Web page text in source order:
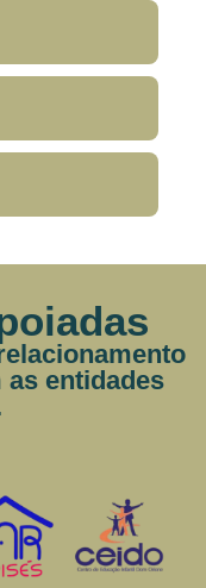
as entidades